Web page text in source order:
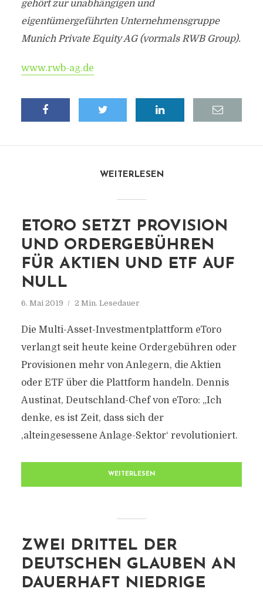
gehört zur unabhängigen und
eigentümergeführten Unternehmensgruppe
Munich Private Equity AG (vormals RWB Group).
www.rwb-ag.de
WEITERLESEN
ETORO SETZT PROVISION
UND ORDERGEBÜHREN
FÜR AKTIEN UND ETF AUF
NULL
6. Mai 2019 2 Min. Lesedauer
Die Multi-Asset-Investmentplattform eToro
verlangt seit heute keine Ordergebühren oder
Provisionen mehr von Anlegern, die Aktien
oder ETF über die Plattform handeln. Dennis
Austinat, Deutschland-Chef von eToro: „Ich
denke, es ist Zeit, dass sich der
‚alteingesessene Anlage-Sektor‘ revolutioniert.
WEITERLESEN
ZWEI DRITTEL DER
DEUTSCHEN GLAUBEN AN
DAUERHAFT NIEDRIGE